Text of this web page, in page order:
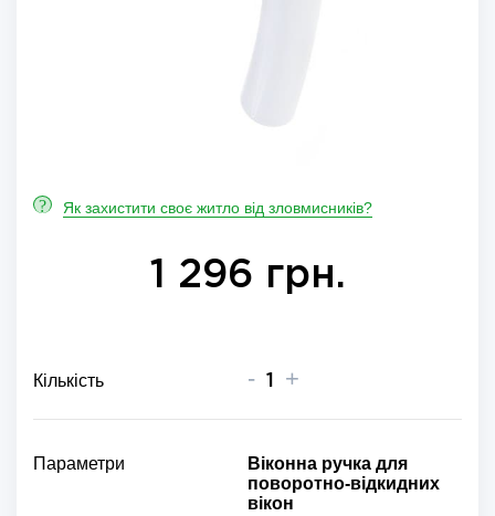
? Як захистити своє житло від зловмисників?
1 296 грн.
Кількість - +
Параметри
Віконна ручка для
поворотно-відкидних
вікон